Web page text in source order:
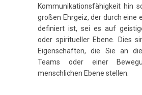
Kommunikationsfähigkeit hin
großen Ehrgeiz, der durch eine
definiert ist, sei es auf
oder spiritueller Ebene. Dies
Eigenschaften, die Sie an
Teams oder einer
menschlichen Ebene stellen.